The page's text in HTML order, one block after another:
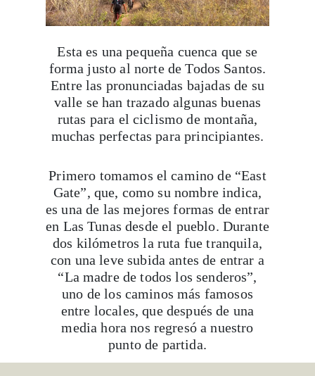
Esta es una pequeña cuenca que se
forma justo al norte de Todos Santos.
Entre las pronunciadas bajadas de su
valle se han trazado algunas buenas
rutas para el ciclismo de montaña,
muchas perfectas para principiantes.
Primero tomamos el camino de “East
Gate”, que, como su nombre indica,
es una de las mejores formas de entrar
en Las Tunas desde el pueblo. Durante
dos kilómetros la ruta fue tranquila,
con una leve subida antes de entrar a
“La madre de todos los senderos”,
uno de los caminos más famosos
entre locales, que después de una
media hora nos regresó a nuestro
punto de partida.